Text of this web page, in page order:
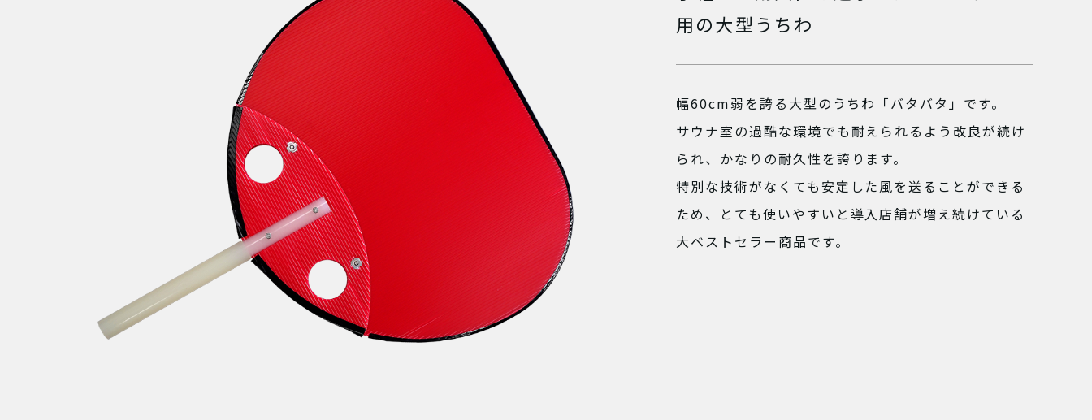
用の大型うちわ
幅60cm弱を誇る大型のうちわ「バタバタ」です。
サウナ室の過酷な環境でも耐えられるよう改良が続け
られ、かなりの耐久性を誇ります。
特別な技術がなくても安定した風を送ることができる
ため、とても使いやすいと導入店舗が増え続けている
大ベストセラー商品です。